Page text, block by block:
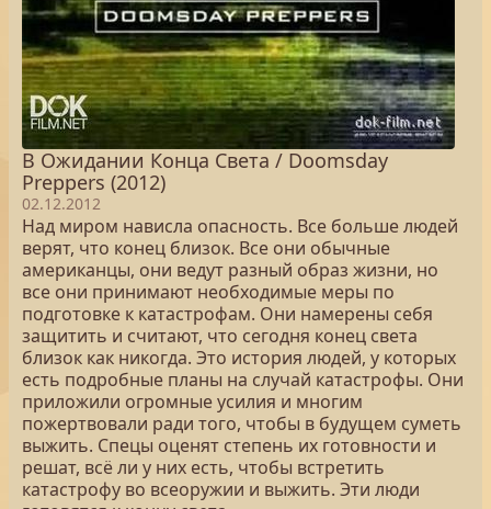
В Ожидании Конца Света / Doomsday
Preppers (2012)
02.12.2012
Над миром нависла опасность. Все больше людей
верят, что конец близок. Все они обычные
американцы, они ведут разный образ жизни, но
все они принимают необходимые меры по
подготовке к катастрофам. Они намерены себя
защитить и считают, что сегодня конец света
близок как никогда. Это история людей, у которых
есть подробные планы на случай катастрофы. Они
приложили огромные усилия и многим
пожертвовали ради того, чтобы в будущем суметь
выжить. Спецы оценят степень их готовности и
решат, всё ли у них есть, чтобы встретить
катастрофу во всеоружии и выжить. Эти люди